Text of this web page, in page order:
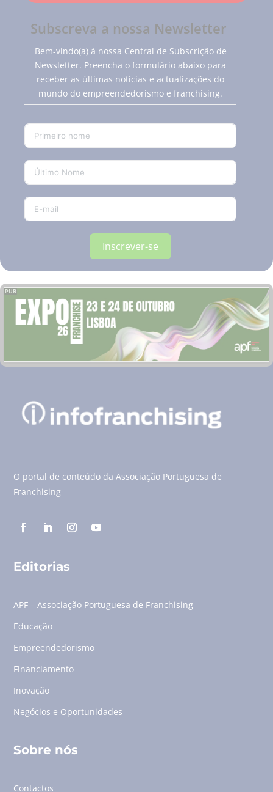
Subscreva a nossa Newsletter
Bem-vindo(a) à nossa Central de Subscrição de
Newsletter. Preencha o formulário abaixo para
receber as últimas notícias e actualizações do
mundo do empreendedorismo e franchising.
Inscrever-se
PUB
O portal de conteúdo da Associação Portuguesa de
Franchising
Editorias
APF – Associação Portuguesa de Franchising
Educação
Empreendedorismo
Financiamento
Inovação
Negócios e Oportunidades
Sobre nós
Contactos